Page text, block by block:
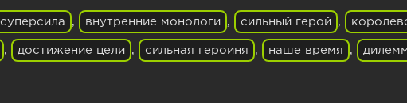
суперсила , внутренние монологи , сильный герой ,
, достижение цели , сильная героиня , наше время ,